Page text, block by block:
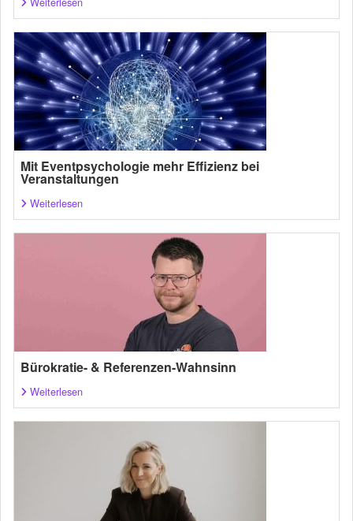
Mit Eventpsychologie mehr Effizienz bei
Veranstaltungen
Weiterlesen
Bürokratie- & Referenzen-Wahnsinn
Weiterlesen